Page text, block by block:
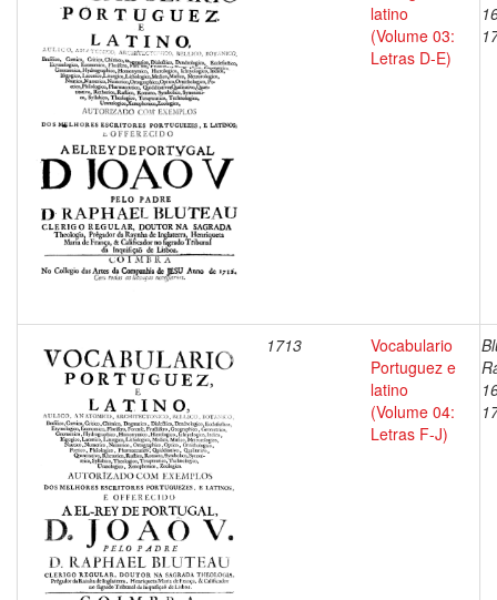
latino
(Volume 03:
Letras D-E)
1713
Vocabulario
Portuguez e
latino
(Volume 04:
Letras F-J)